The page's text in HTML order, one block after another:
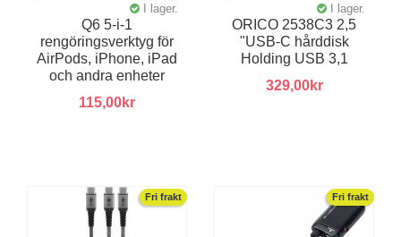
I lager.
Q6 5-i-1
rengöringsverktyg för
AirPods, iPhone, iPad
och andra enheter
115,00kr
I lager.
ORICO 2538C3 2,5
"USB-C hårddisk
Holding USB 3,1
329,00kr
Fri frakt Fri frakt